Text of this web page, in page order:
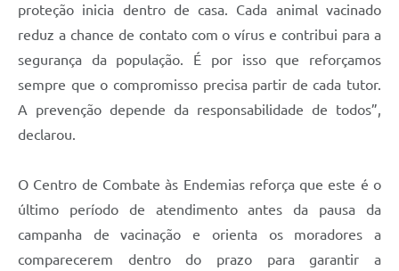
proteção inicia dentro de casa. Cada animal vacinado
reduz a chance de contato com o vírus e contribui para a
segurança da população. É por isso que reforçamos
sempre que o compromisso precisa partir de cada tutor.
A prevenção depende da responsabilidade de todos”,
declarou.
O Centro de Combate às Endemias reforça que este é o
último período de atendimento antes da pausa da
campanha de vacinação e orienta os moradores a
comparecerem dentro do prazo para garantir a